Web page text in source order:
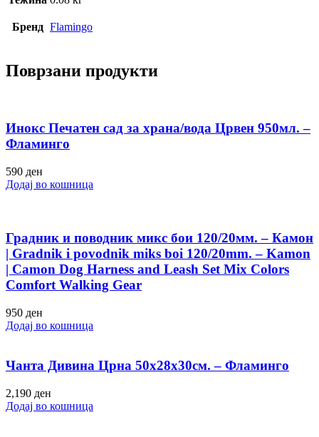
Бренд Flamingo
Поврзани продукти
Инокс Печатен сад за храна/вода Црвен 950мл. –
Фламинго
590 ден
Додај во кошница
Градник и поводник микс бои 120/20мм. – Камон
| Gradnik i povodnik miks boi 120/20mm. – Kamon
| Camon Dog Harness and Leash Set Mix Colors
Comfort Walking Gear
950 ден
Додај во кошница
Чанта Дивина Црна 50х28х30см. – Фламинго
2,190 ден
Додај во кошница